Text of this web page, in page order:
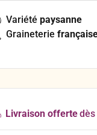
Variété paysanne
Graineterie
Livraison offertedès